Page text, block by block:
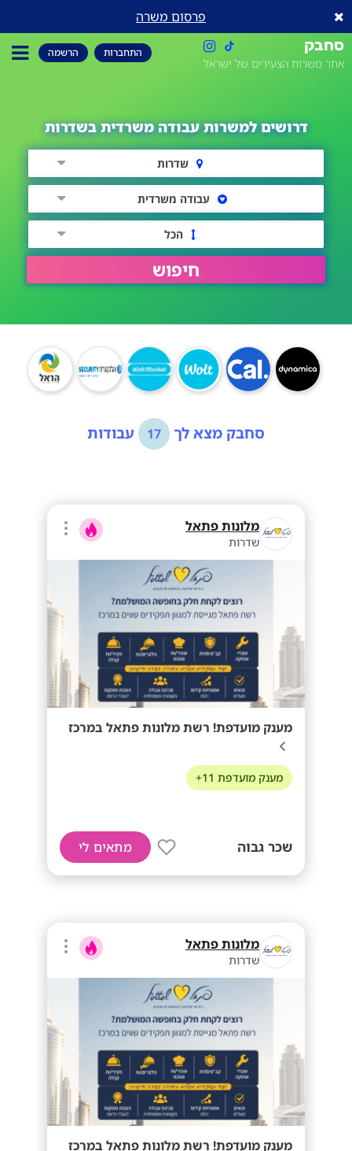
פרסום משרה
סחבק
אתר משרות הצעירים של ישראל
התחברות הרשמה
דרושים למשרות עבודה משרדית בשדרות
שדרות
עבודה משרדית
הכל
חיפוש
סחבק מצא לך 17 עבודות
מלונות פתאל
שדרות
מענק מועדפת! רשת מלונות פתאל במרכז
מענק מועדפת 11+
שכר גבוה מתאים לי
מלונות פתאל
שדרות
מענק מועדפת! רשת מלונות פתאל במרכז